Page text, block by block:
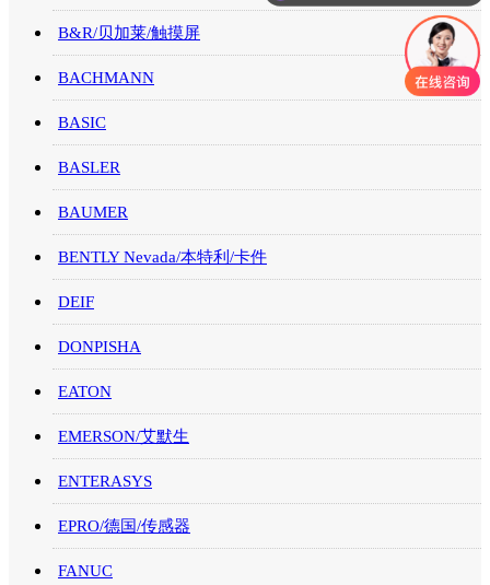
B&R/贝加莱/触摸屏
BACHMANN
BASIC
BASLER
BAUMER
BENTLY Nevada/本特利/卡件
DEIF
DONPISHA
EATON
EMERSON/艾默生
ENTERASYS
EPRO/德国/传感器
FANUC